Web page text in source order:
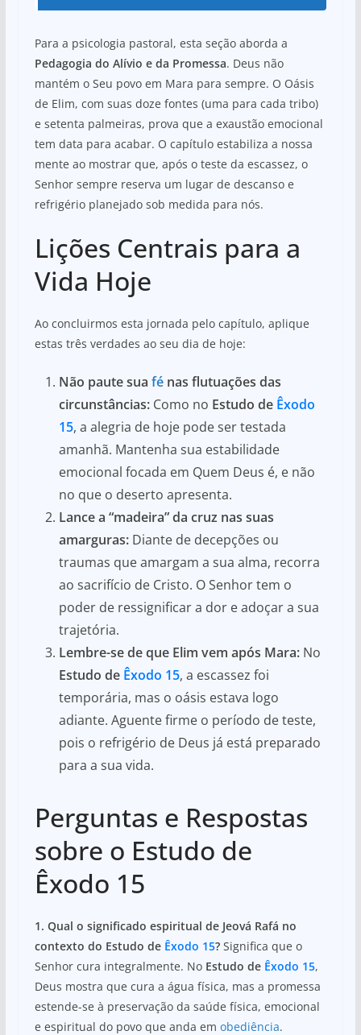
Para a psicologia pastoral, esta seção aborda a
Pedagogia do Alívio e da Promessa. Deus não
mantém o Seu povo em Mara para sempre. O Oásis
de Elim, com suas doze fontes (uma para cada tribo)
e setenta palmeiras, prova que a exaustão emocional
tem data para acabar. O capítulo estabiliza a nossa
mente ao mostrar que, após o teste da escassez, o
Senhor sempre reserva um lugar de descanso e
refrigério planejado sob medida para nós.
Lições Centrais para a
Vida Hoje
Ao concluirmos esta jornada pelo capítulo, aplique
estas três verdades ao seu dia de hoje:
Não paute sua fénas flutuações das
circunstâncias:Como no Estudo de Êxodo
15, a alegria de hoje pode ser testada
amanhã. Mantenha sua estabilidade
emocional focada em Quem Deus é, e não
no que o deserto apresenta.
Lance a “madeira” da cruz nas suas
amarguras:Diante de decepções ou
traumas que amargam a sua alma, recorra
ao sacrifício de Cristo. O Senhor tem o
poder de ressignificar a dor e adoçar a sua
trajetória.
Lembre-se de que Elim vem após Mara:No
Estudo de Êxodo 15, a escassez foi
temporária, mas o oásis estava logo
adiante. Aguente firme o período de teste,
pois o refrigério de Deus já está preparado
para a sua vida.
Perguntas e Respostas
sobre o Estudo de
Êxodo 15
1. Qual o significado espiritual de Jeová Rafá no
contexto do Estudo de Êxodo 15?Significa que o
Senhor cura integralmente. No Estudo de Êxodo 15,
Deus mostra que cura a água física, mas a promessa
estende-se à preservação da saúde física, emocional
e espiritual do povo que anda em obediência.